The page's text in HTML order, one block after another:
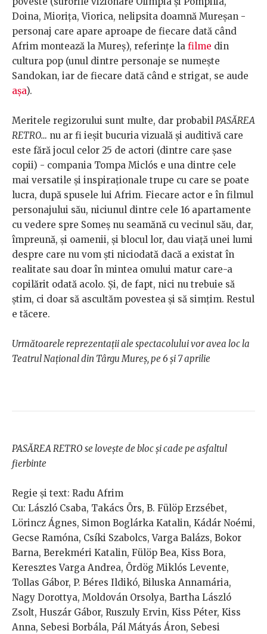
Doina, Miorița, Viorica, nelipsita doamnă Mureșan -
personaj care apare aproape de fiecare dată când
Afrim montează la Mureș), referințe la filme din
cultura pop (unul dintre personaje se numește
Sandokan, iar de fiecare dată când e strigat, se aude
așa).
Meritele regizorului sunt multe, dar probabil PASĂREA
RETRO… nu ar fi ieșit bucuria vizuală și auditivă care
este fără jocul celor 25 de actori (dintre care șase
copii) - compania Tompa Miclós e una dintre cele
mai versatile și inspiraționale trupe cu care se poate
lucra, după spusele lui Afrim. Fiecare actor e în filmul
personajului său, niciunul dintre cele 16 apartamente
cu vedere spre Someș nu seamănă cu vecinul său, dar,
împreună, și oamenii, și blocul lor, dau viață unei lumi
despre care nu vom ști niciodată dacă a existat în
realitate sau doar în mintea omului matur care-a
copilărit odată acolo. Și, de fapt, nici nu trebuie să
știm, ci doar să ascultăm povestea și să simțim. Restul
e tăcere.
Următoarele reprezentații ale spectacolului vor avea loc la
Teatrul Național din Târgu Mureș, pe 6 și 7 aprilie
PASĂREA RETRO se lovește de bloc și cade pe asfaltul
fierbinte
Regie și text: Radu Afrim
Cu: László Csaba, Takács Örs, B. Fülöp Erzsébet,
Lörincz Ágnes, Simon Boglárka Katalin, Kádár Noémi,
Gecse Ramóna, Csíki Szabolcs, Varga Balázs, Bokor
Barna, Berekméri Katalin, Fülöp Bea, Kiss Bora,
Keresztes Varga Andrea, Ördög Miklós Levente,
Tollas Gábor, P. Béres Ildikó, Biluska Annamária,
Nagy Dorottya, Moldován Orsolya, Bartha László
Zsolt, Huszár Gábor, Ruszuly Ervin, Kiss Péter, Kiss
Anna, Sebesi Borbála, Pál Mátyás Áron, Sebesi